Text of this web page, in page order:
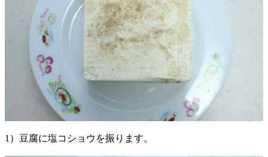
1）豆腐に塩コショウを振ります。